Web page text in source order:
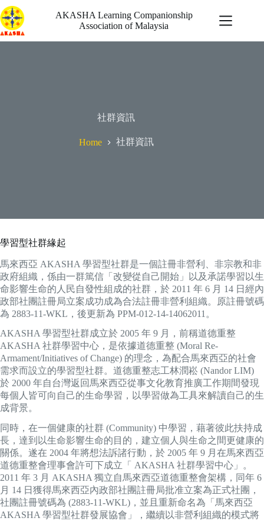
Skip
to
content
AKASHA Learning Companionship
Association of Malaysia
社群資訊
Home 社群資訊
學習型社群緣起
馬來西亞 AKASHA 學習型社群是一個註冊非營利、非宗教和非
政府組織，係由一群篤信「改變從自己開始」以及承諾學習以生
命影響生命的人民自發性組成的社群，於 2011 年 6 月 14 日經內
政部社團註冊局立案成功成為合法註冊非營利組織。原註冊號碼
為 2883-11-WKL，後更新為 PPM-012-14-14062011。
AKASHA 學習型社群成立於 2005 年 9 月，前稱道德重整
AKASHA 社群學習中心，是依據道德重整 (Moral Re-
Armament/Initiatives of Change) 的理念，為配合馬來西亞的社會
需求而設立的學習型社群。道德重整志工林潤崧 (Nandor LIM)
於 2000 年自台灣返回馬來西亞從事文化教育推廣工作期間發現
每個人皆可向自己的生命學習，以學習做為工具來解讀自己的生
成背景。
同時，在一個健康的社群 (Community) 中學習，藉著彼此扶持成
長，達到以生命影響生命的目的，建立個人與生命之間更健康的
關係。遂在 2004 年將想法訴諸行動，於 2005 年 9 月在馬來西亞
道德重整會理事會許可下成立「 AKASHA 社群學習中心」。
2011 年 3 月 AKASHA 獨立自馬來西亞道德重整會架構，同年 6
月 14 日獲得馬來西亞內政部社團註冊局批准立案為正式社團，
社團註冊號碼為 (2883-11-WKL)，並且重新命名為「馬來西亞
AKASHA 學習型社群發展協會」，繼續以非營利組織的模式將